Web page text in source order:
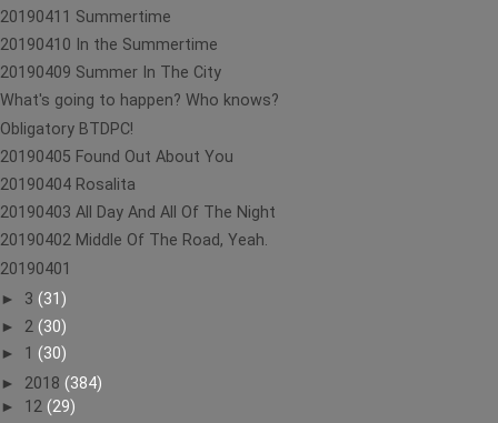
20190411 Summertime
20190410 In the Summertime
20190409 Summer In The City
What's going to happen? Who knows?
Obligatory BTDPC!
20190405 Found Out About You
20190404 Rosalita
20190403 All Day And All Of The Night
20190402 Middle Of The Road, Yeah.
20190401
► 3 (31)
► 2 (30)
► 1 (30)
► 2018 (384)
► 12 (29)